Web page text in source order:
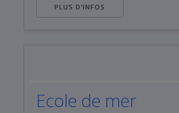
PLUS D’INFOS
Ecole de mer